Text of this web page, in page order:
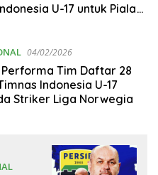
U-17 untuk Piala
04/02/2026
Performa Tim Daftar 28
Indonesia U-17
Striker Liga Norwegia